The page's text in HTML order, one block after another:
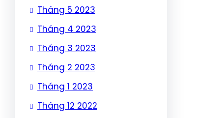
Tháng 5 2023
Tháng 4 2023
Tháng 3 2023
Tháng 2 2023
Tháng 1 2023
Tháng 12 2022